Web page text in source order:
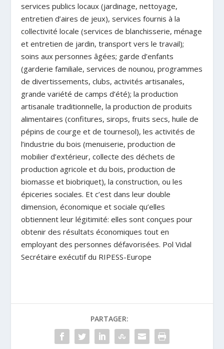
services publics locaux (jardinage, nettoyage,
entretien d’aires de jeux), services fournis à la
collectivité locale (services de blanchisserie, ménage
et entretien de jardin, transport vers le travail);
soins aux personnes âgées; garde d’enfants
(garderie familiale, services de nounou, programmes
de divertissements, clubs, activités artisanales,
grande variété de camps d’été); la production
artisanale traditionnelle, la production de produits
alimentaires (confitures, sirops, fruits secs, huile de
pépins de courge et de tournesol), les activités de
l’industrie du bois (menuiserie, production de
mobilier d’extérieur, collecte des déchets de
production agricole et du bois, production de
biomasse et biobriquet), la construction, ou les
épiceries sociales. Et c’est dans leur double
dimension, économique et sociale qu’elles
obtiennent leur légitimité: elles sont conçues pour
obtenir des résultats économiques tout en
employant des personnes défavorisées. Pol Vidal
Secrétaire exécutif du RIPESS-Europe
PARTAGER: